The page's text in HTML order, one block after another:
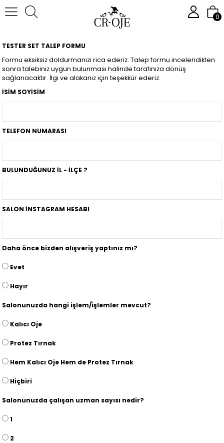
0
TESTER SET TALEP FORMU
Formu eksiksiz doldurmanızı rica ederiz. Talep formu incelendikten
sonra talebiniz uygun bulunması halinde tarafınıza dönüş
sağlanacaktır. İlgi ve alakanız için teşekkür ederiz.
İSİM SOYİSİM
TELEFON NUMARASI
BULUNDUĞUNUZ İL - İLÇE ?
SALON İNSTAGRAM HESABI
Daha önce bizden alışveriş yaptınız mı?
Evet
Hayır
Salonunuzda hangi işlem/işlemler mevcut?
Kalıcı Oje
Protez Tırnak
Hem Kalıcı Oje Hem de Protez Tırnak
Hiçbiri
Salonunuzda çalışan uzman sayısı nedir?
1
2